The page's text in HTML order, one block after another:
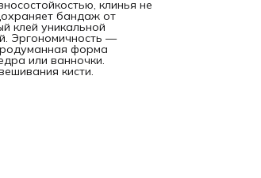
клинья не
бандаж от
клей уникальной
Эргономичность —
форма
или ванночки.
кисти.